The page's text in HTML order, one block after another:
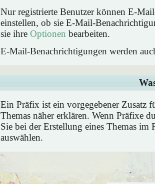
Nur registrierte Benutzer können E-
einstellen, ob sie E-Mail-
sie ihre Optionen bearbeiten.
E-Mail-Benachrichtigungen werden
Ein Präfix ist ein vorgegebener Zusatz
Themas näher erklären. Wenn Präfixe
Sie bei der Erstellung eines Themas
auswählen.